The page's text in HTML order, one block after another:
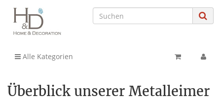
Alle Kategorien
Überblick unserer Metalleimer